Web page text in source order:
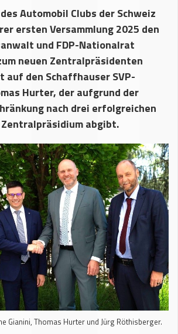
Automobil Clubs der Schweiz
ersten Versammlung 2025 den
und FDP-Nationalrat
neuen Zentralpräsidenten
auf den Schaffhauser SVP-
Hurter, der aufgrund der
nach drei erfolgreichen
abgibt.
Gianini, Thomas Hurter und Jürg Röthisberger.